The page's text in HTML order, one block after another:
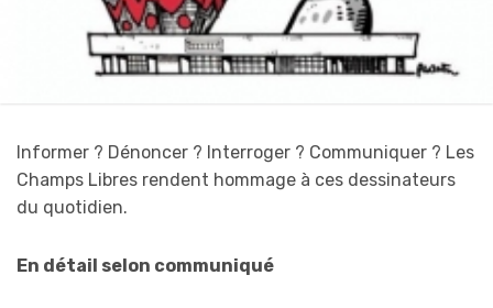
Informer ? Dénoncer ? Interroger ? Communiquer ? Les
Champs Libres rendent hommage à ces dessinateurs
du quotidien.
En détail selon communiqué